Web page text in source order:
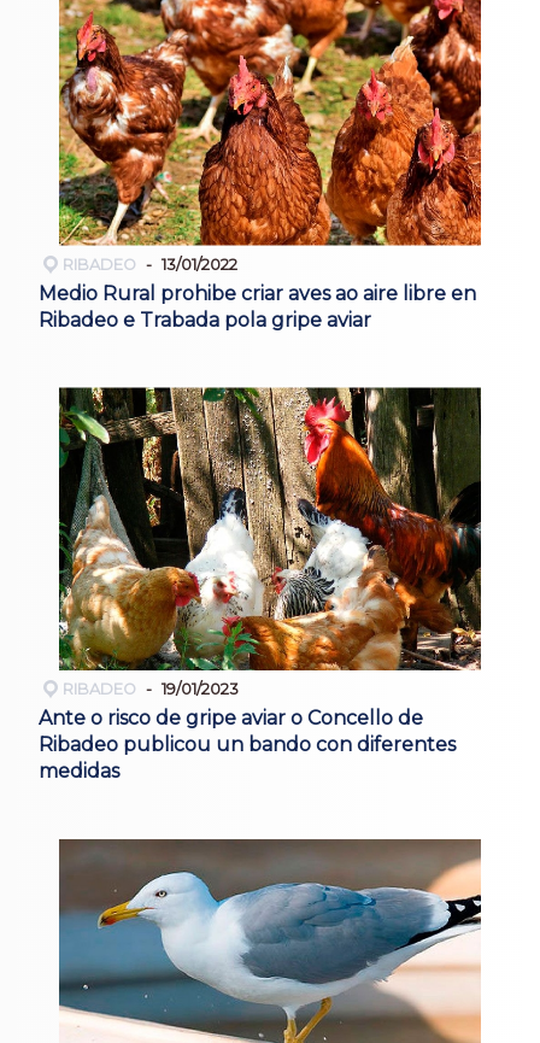
RIBADEO 13/01/2022
Medio Rural prohibe criar aves ao aire libre en
Ribadeo e Trabada pola gripe aviar
RIBADEO 19/01/2023
Ante o risco de gripe aviar o Concello de
Ribadeo publicou un bando con diferentes
medidas